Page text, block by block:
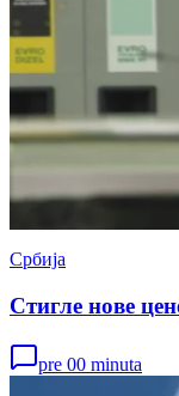
Србија
Стигле нове
pre 00 minuta